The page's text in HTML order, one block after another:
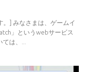
。] みなさまは、ゲームイ
」というwebサービス
は、...